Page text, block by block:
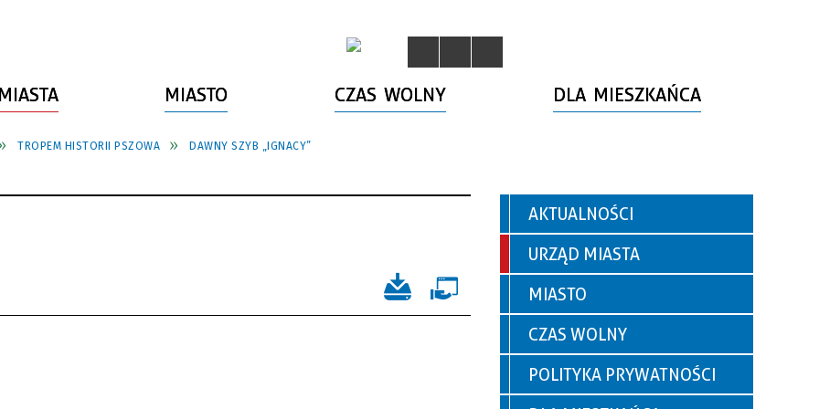
MIASTO CZAS WOLNY DLA MIESZKAŃCA
TROPEM HISTORII PSZOWA DAWNY SZYB „IGNACY”
AKTUALNOŚCI
URZĄD MIASTA
MIASTO
CZAS WOLNY
POLITYKA PRYWATNOŚCI